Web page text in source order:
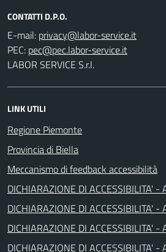
CONTATTI D.P.O.
E-mail:
PEC:
LABOR SERVICE S.r.l.
LINK UTILI
Regione Piemonte
Provincia di Biella
Meccanismo di feedback accessibilità
DICHIARAZIONE DI ACCESSIBILITA' -
DICHIARAZIONE DI ACCESSIBILITA'
DICHIARAZIONE DI ACCESSIBILITA'
DICHIARAZIONE DI ACCESSIBILITA'